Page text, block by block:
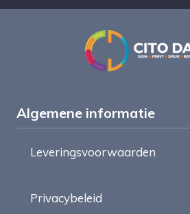
Algemene informatie
Leveringsvoorwaarden
Privacybeleid